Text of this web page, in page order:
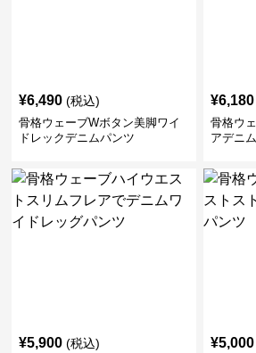
¥6,490 (税込)
骨格ウェーブWボタン美脚ワイ
ドレックデニムパンツ
¥6,180
骨格ウ
アデニ
¥5,900 (税込) ¥5,000